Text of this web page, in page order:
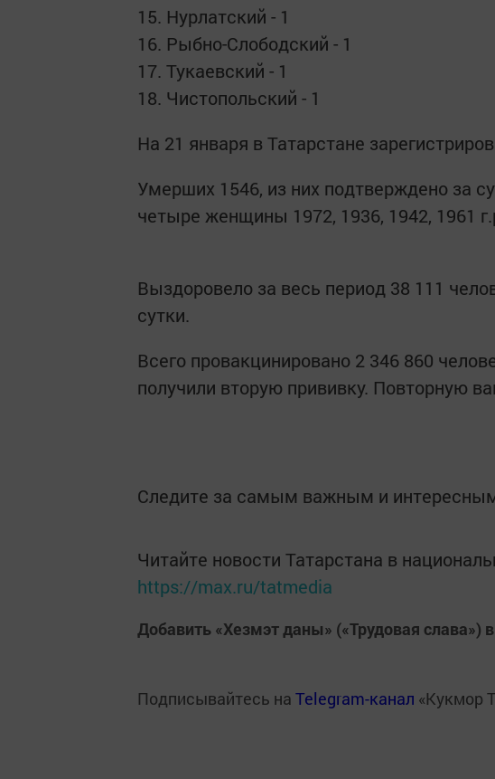
15. Нурлатский - 1
16. Рыбно-Слободский - 1
17. Тукаевский - 1
18. Чистопольский - 1
На 21 января в Татарстане
Умерших 1546, из них подтверждено за
четыре женщины 1972, 1936, 1942, 1961
Выздоровело за весь период 38 111
сутки.
Всего провакцинировано 2 346 860
получили вторую прививку. Повторную
Следите за самым важным и
Читайте новости Татарстана в
https://max.ru/tatmedia
Добавить «Хезмэт даны» («Трудовая слава») в
Подписывайтесь на Telegram-канал «Кукмор